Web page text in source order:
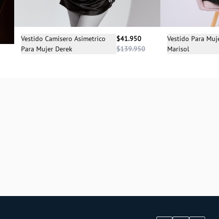
Selecciona una talla
Vestido Camisero Asimetrico
Para Mujer Derek
$41.950
$139.950
Vestido Para
Marisol